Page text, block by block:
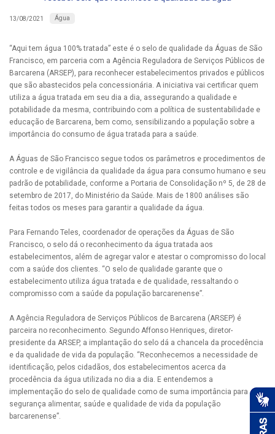
13/08/2021 Água
“Aqui tem água 100% tratada” este é o selo de qualidade da Águas de São
Francisco, em parceria com a Agência Reguladora de Serviços Públicos de
Barcarena (ARSEP), para reconhecer estabelecimentos privados e públicos
que são abastecidos pela concessionária. A iniciativa vai certificar quem
utiliza a água tratada em seu dia a dia, assegurando a qualidade e
potabilidade da mesma, contribuindo com a política de sustentabilidade e
educação de Barcarena, bem como, sensibilizando a população sobre a
importância do consumo de água tratada para a saúde.
A Águas de São Francisco segue todos os parâmetros e procedimentos de
controle e de vigilância da qualidade da água para consumo humano e seu
padrão de potabilidade, conforme a Portaria de Consolidação nº 5, de 28 de
setembro de 2017, do Ministério da Saúde. Mais de 1800 análises são
feitas todos os meses para garantir a qualidade da água.
Para Fernando Teles, coordenador de operações da Águas de São
Francisco, o selo dá o reconhecimento da água tratada aos
estabelecimentos, além de agregar valor e atestar o compromisso do local
com a saúde dos clientes. “O selo de qualidade garante que o
estabelecimento utiliza água tratada e de qualidade, ressaltando o
compromisso com a saúde da população barcarenense”.
A Agência Reguladora de Serviços Públicos de Barcarena (ARSEP) é
parceira no reconhecimento. Segundo Affonso Henriques, diretor-
presidente da ARSEP, a implantação do selo dá a chancela da procedência
e da qualidade de vida da população. “Reconhecemos a necessidade de
identificação, pelos cidadãos, dos estabelecimentos acerca da
procedência da água utilizada no dia a dia. E entendemos a
implementação do selo de qualidade como de suma importância para a
segurança alimentar, saúde e qualidade de vida da população
barcarenense”.